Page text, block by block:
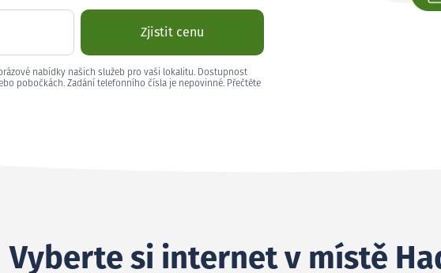
Zjistit cenu
nabídky našich služeb pro vaši lokalitu. Dostupnost
pobočkách. Zadání telefonního čísla je nepovinné. Přečtěte
Vyberte si internet v místě